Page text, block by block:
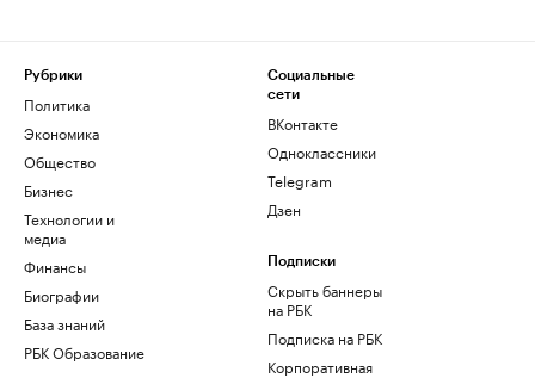
Рубрики
Политика
Экономика
Общество
Бизнес
Технологии и
медиа
Финансы
Биографии
База знаний
РБК Образование
Социальные
сети
ВКонтакте
Одноклассники
Telegram
Дзен
Подписки
Скрыть баннеры
на РБК
Подписка на РБК
Корпоративная